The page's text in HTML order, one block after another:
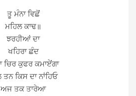
ਤੂ ਮੰਨਾ ਵਿਛੋਂ
ਮਹਿਲ ਕਾਢ॥
ਝਰਹੀਆਂ ਦਾ
ਖਹਿਰਾ ਛੰਦ
ਚਿਰ ਕੁਫਰ ਕਮਾਏਂਗਾ
ਤਨ ਕਿਸ ਦਾ ਨਾਂਹਿਓ
ਅਜ ਤਕ ਤਾਰੇਆ